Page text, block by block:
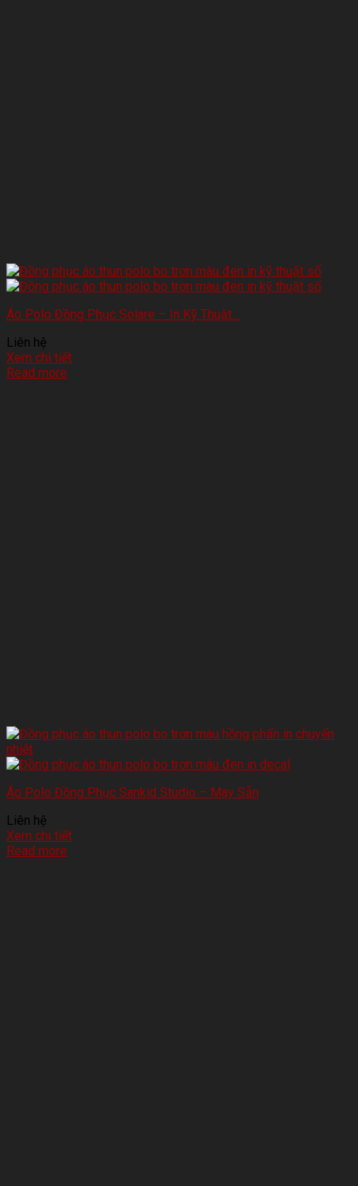
Áo Polo Đồng Phục Solare – In Kỹ Thuật…
Liên hệ
Xem chi tiết
Read more
Áo Polo Đồng Phục Sankid Studio – May Sẵn
Liên hệ
Xem chi tiết
Read more